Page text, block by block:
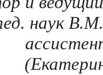
наук